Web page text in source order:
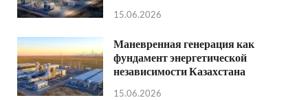
15.06.2026
Маневренная генерация как
фундамент энергетической
независимости Казахстана
15.06.2026